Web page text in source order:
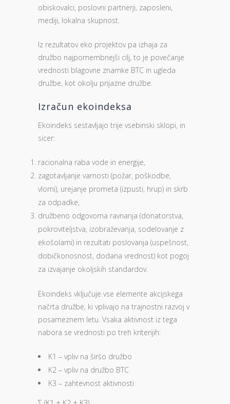
obiskovalci, poslovni partnerji, zaposleni,
mediji, lokalna skupnost.
Iz rezultatov eko projektov pa izhaja za
družbo najpomembnejši cilj, to je povečanje
vrednosti blagovne znamke BTC in ugleda
družbe, kot okolju prijazne družbe.
Izračun ekoindeksa
Ekoindeks sestavljajo trije vsebinski sklopi, in
sicer:
racionalna raba vode in energije,
zagotavljanje varnosti (požar, poškodbe,
vlomi), urejanje prometa (izpusti, hrup) in skrb
za odpadke,
družbeno odgovorna ravnanja (donatorstva,
pokroviteljstva, izobraževanja, sodelovanje z
ekošolami) in rezultati poslovanja (uspešnost,
dobičkonosnost, dodana vrednost) kot pogoj
za izvajanje okoljskih standardov.
Ekoindeks vključuje vse elemente akcijskega
načrta družbe, ki vplivajo na trajnostni razvoj v
posameznem letu. Vsaka aktivnost iz tega
nabora se vrednosti po treh kriterijih:
K1 – vpliv na širšo družbo
K2 – vpliv na družbo BTC
K3 – zahtevnost aktivnosti